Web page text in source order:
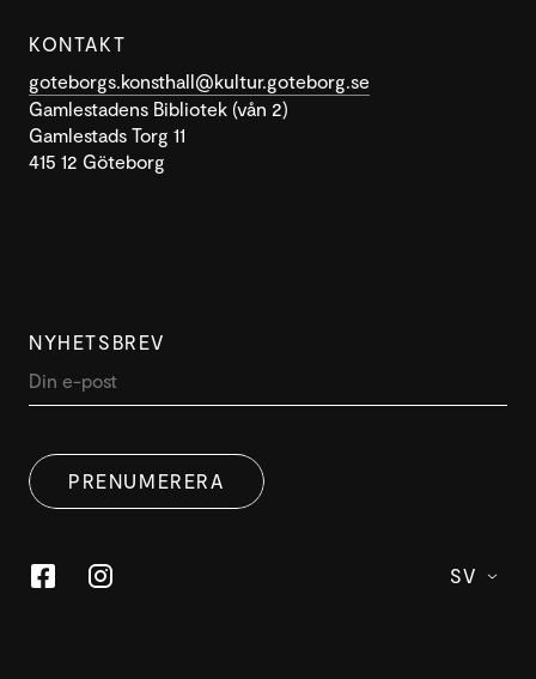
KONTAKT
goteborgs.konsthall@kultur.goteborg.se
Gamlestadens Bibliotek (vån 2)
Gamlestads Torg 11
415 12 Göteborg
NYHETSBREV
PRENUMERERA
SV